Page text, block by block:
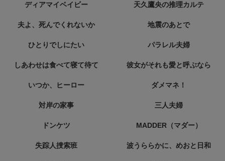
ディアマイベイビー 天久鷹央の推理カルテ
夫よ、死んでくれないか 地震のあとで
ひとりでしにたい パラレル夫婦
しあわせは食べて寝て待て 彼女がそれも愛と呼ぶなら
いつか、ヒーロー ダメマネ！
対岸の家事 三人夫婦
ドンケツ MADDER（マダー）
失踪人捜索班 波うららかに、めおと日和